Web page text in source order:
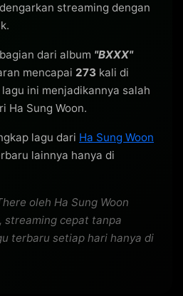
streaming dengan
dari album "BXXX"
mencapai 273 kali di
ini menjadikannya salah
Ha Sung Woon.
lagu dari Ha Sung Woon
lainnya hanya di
oleh Ha Sung Woon
streaming cepat tanpa
terbaru setiap hari hanya di